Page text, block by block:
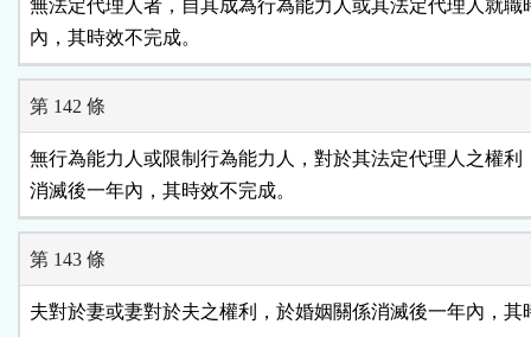
無法定代理人者，自其成為行為能力人或其法定代理人就職
內，其時效不完成。
第 142 條
無行為能力人或限制行為能力人，對於其法定代理人之權利
消滅後一年內，其時效不完成。
第 143 條
夫對於妻或妻對於夫之權利，於婚姻關係消滅後一年內，其